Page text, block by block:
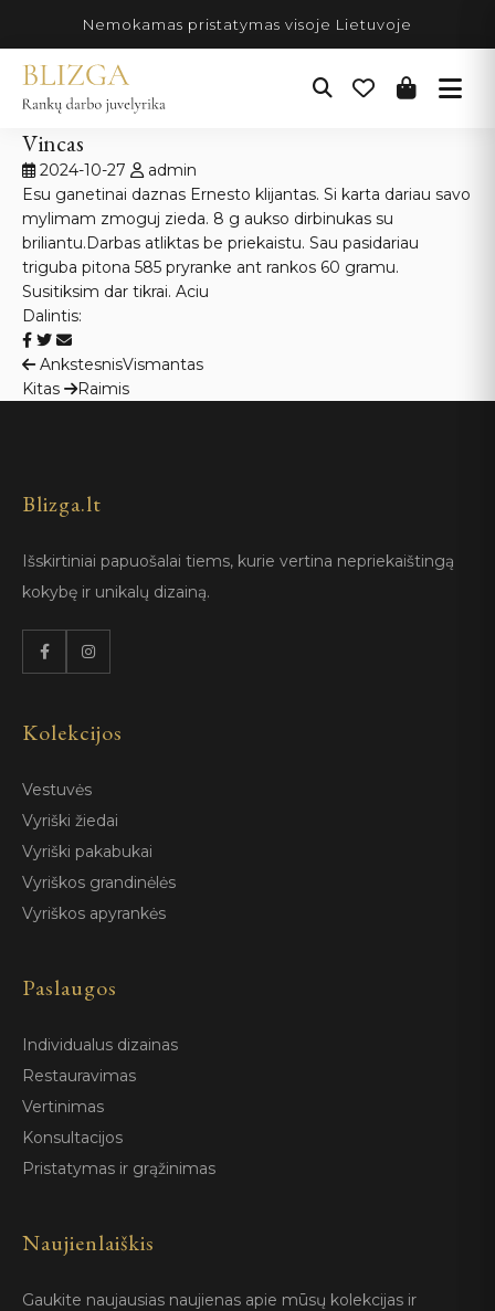
turinio
Nemokamas pristatymas visoje Lietuvoje
Vincas
2024-10-27
admin
Esu ganetinai daznas Ernesto klijantas. Si karta dariau savo
mylimam zmoguj zieda. 8 g aukso dirbinukas su
briliantu.Darbas atliktas be priekaistu. Sau pasidariau
triguba pitona 585 pryranke ant rankos 60 gramu.
Susitiksim dar tikrai. Aciu
Dalintis:
Navigacija
tarp
AnkstesnisVismantas
Kitas
Raimis
Blizga.lt
Išskirtiniai papuošalai tiems, kurie vertina nepriekaištingą
kokybę ir unikalų dizainą.
Kolekcijos
Vestuvės
Vyriški žiedai
Vyriški pakabukai
Vyriškos grandinėlės
Vyriškos apyrankės
Paslaugos
Individualus dizainas
Restauravimas
Vertinimas
Konsultacijos
Pristatymas ir grąžinimas
Naujienlaiškis
Gaukite naujausias naujienas apie mūsų kolekcijas ir